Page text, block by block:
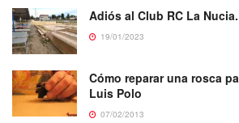
Adiós al Club RC La
19/01/2023
Cómo reparar una rosca
Luis Polo
07/02/2013